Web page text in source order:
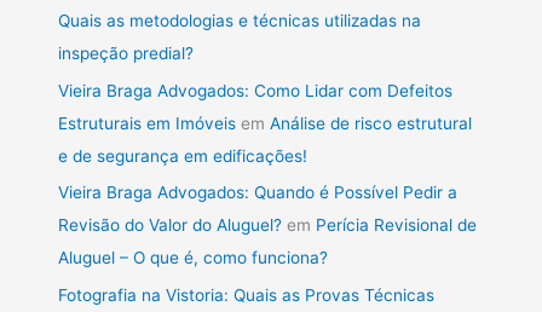
Quais as metodologias e técnicas utilizadas na
inspeção predial?
Vieira Braga Advogados: Como Lidar com Defeitos
Estruturais em Imóveis emAnálise de risco estrutural
e de segurança em edificações!
Vieira Braga Advogados: Quando é Possível Pedir a
Revisão do Valor do Aluguel? em Perícia Revisional de
Aluguel – O que é, como funciona?
Fotografia na Vistoria: Quais as Provas Técnicas